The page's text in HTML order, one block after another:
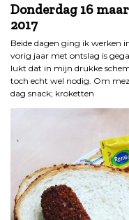
Donderdag 16
2017
Beide dagen ging ik werken
vorig jaar met ontslag is
lukt dat in mijn drukke
toch echt wel nodig. Om
dag snack; kroketten